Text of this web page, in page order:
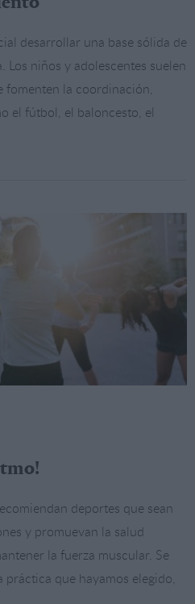
desarrollar una base sólida de
Los niños y adolescentes suelen
fomenten la coordinación,
el fútbol, el baloncesto, el
deportes que sean
y promuevan la salud
la fuerza muscular. Se
práctica que hayamos elegido,